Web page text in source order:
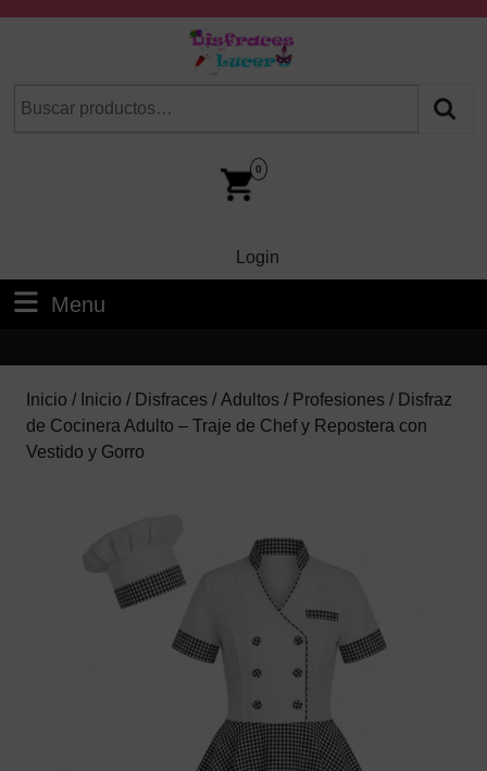
Cuando hay resultados autocompletados, puedes utilizar
0
LoginLogin
Menu
Inicio / Inicio / Disfraces / Adultos / Profesiones / Disfraz
de Cocinera Adulto – Traje de Chef y Repostera con
Vestido y Gorro